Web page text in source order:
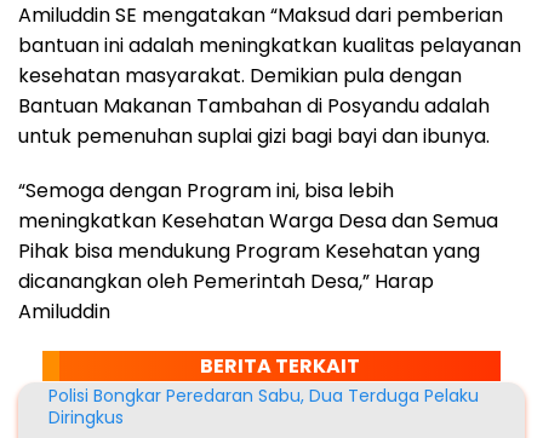
Amiluddin SE mengatakan “Maksud dari pemberian
bantuan ini adalah meningkatkan kualitas pelayanan
kesehatan masyarakat. Demikian pula dengan
Bantuan Makanan Tambahan di Posyandu adalah
untuk pemenuhan suplai gizi bagi bayi dan ibunya.
“Semoga dengan Program ini, bisa lebih
meningkatkan Kesehatan Warga Desa dan Semua
Pihak bisa mendukung Program Kesehatan yang
dicanangkan oleh Pemerintah Desa,” Harap
Amiluddin
BERITA TERKAIT
Polisi Bongkar Peredaran Sabu, Dua Terduga Pelaku
Diringkus